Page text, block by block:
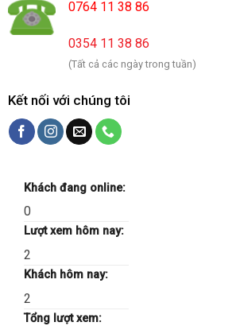
0764 11 38 86
0354 11 38 86
(Tất cả các ngày trong tuần)
Kết nối với chúng tôi
Khách đang online:
0
Lượt xem hôm nay:
2
Khách hôm nay:
2
Tổng lượt xem: